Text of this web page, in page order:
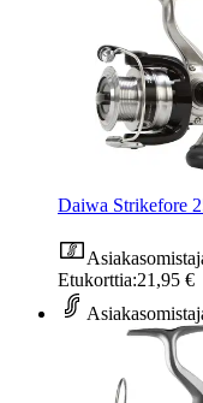
Daiwa Strikefore
Etukorttia:21,95 €